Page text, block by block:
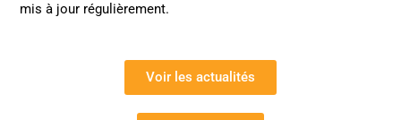
mis à jour régulièrement.
Voir les actualités